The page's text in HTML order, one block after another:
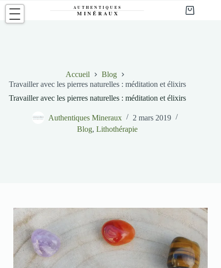
Passer
contenu
Panier
Accueil
Blog
Travailler avec les pierres naturelles : méditation et élixirs
Travailler avec les pierres naturelles : méditation et élixirs
Authentiques Mineraux
2 mars 2019
Blog, Lithothérapie